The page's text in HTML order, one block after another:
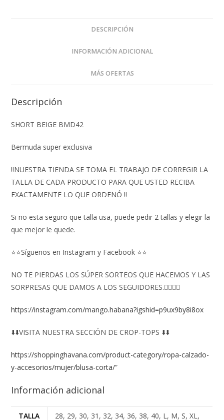
DESCRIPCIÓN
INFORMACIÓN ADICIONAL
MÁS OFERTAS
Descripción
SHORT BEIGE BMD42
Bermuda super exclusiva
‼️NUESTRA TIENDA SE TOMA EL TRABAJO DE CORREGIR LA
TALLA DE CADA PRODUCTO PARA QUE USTED RECIBA
EXACTAMENTE LO QUE ORDENÓ ‼️
Si no esta seguro que talla usa, puede pedir 2 tallas y elegir la
que mejor le quede.
⭐⭐Síguenos en Instagram y Facebook ⭐⭐
NO TE PIERDAS LOS SÚPER SORTEOS QUE HACEMOS Y LAS
SORPRESAS QUE DAMOS A LOS SEGUIDORES.👇🏻👇🏻
https://instagram.com/mango.habana?igshid=p9ux9by8i8ox
⬇️⬇️VISITA NUESTRA SECCIÓN DE CROP-TOPS ⬇️⬇️
https://shoppinghavana.com/product-category/ropa-calzado-
y-accesorios/mujer/blusa-corta/”
Información adicional
TALLA 28, 29, 30, 31, 32, 34, 36, 38, 40, L, M, S, XL,